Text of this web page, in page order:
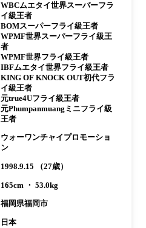
WBCムエタイ世界スーパーフラ
イ級王者
BOMスーパーフライ級王者
WPMF世界スーパーフライ級王
者
WPMF世界フライ級王者
IBFムエタイ世界フライ級王者
KING OF KNOCK OUT初代フラ
イ級王者
元true4Uフライ級王者
元Phumpanmuangミニフライ級
王者
ウォーワンチャイプロモーショ
ン
1998.9.15 （27歳）
165cm ・ 53.0kg
福岡県福岡市
日本